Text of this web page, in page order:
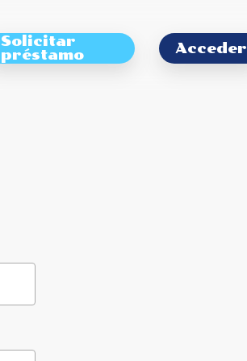
Solicitar
préstamo
Acceder